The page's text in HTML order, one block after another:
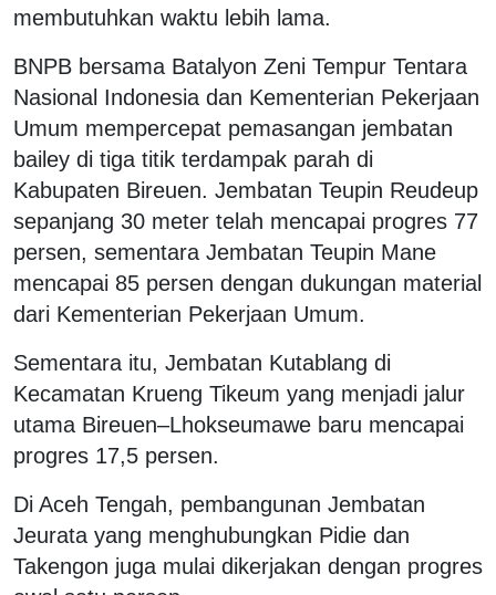
membutuhkan waktu lebih lama.
BNPB bersama Batalyon Zeni Tempur Tentara
Nasional Indonesia dan Kementerian Pekerjaan
Umum mempercepat pemasangan jembatan
bailey di tiga titik terdampak parah di
Kabupaten Bireuen. Jembatan Teupin Reudeup
sepanjang 30 meter telah mencapai progres 77
persen, sementara Jembatan Teupin Mane
mencapai 85 persen dengan dukungan material
dari Kementerian Pekerjaan Umum.
Sementara itu, Jembatan Kutablang di
Kecamatan Krueng Tikeum yang menjadi jalur
utama Bireuen–Lhokseumawe baru mencapai
progres 17,5 persen.
Di Aceh Tengah, pembangunan Jembatan
Jeurata yang menghubungkan Pidie dan
Takengon juga mulai dikerjakan dengan progres